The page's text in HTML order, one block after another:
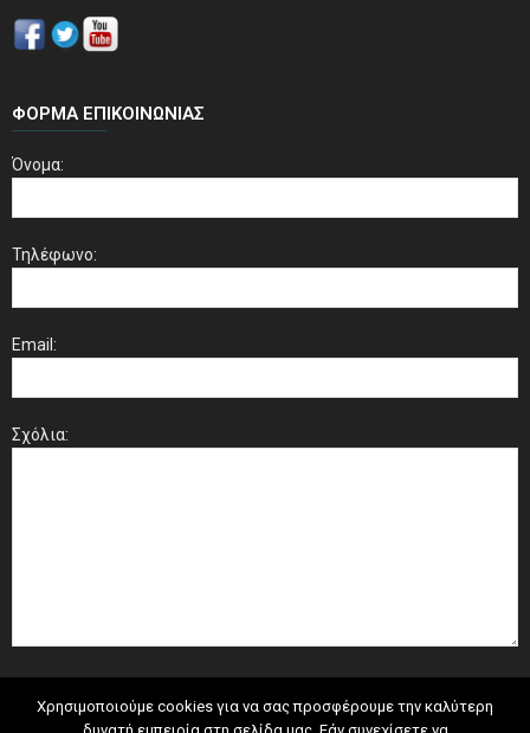
ΦΌΡΜΑ ΕΠΙΚΟΙΝΩΝΊΑΣ
Όνομα:
Τηλέφωνο:
Email:
Σχόλια:
Χρησιμοποιούμε cookies για να σας προσφέρουμε την καλύτερη